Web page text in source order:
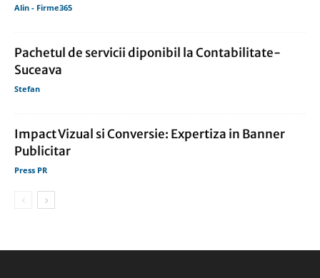
Alin - Firme365
Pachetul de servicii diponibil la Contabilitate-
Suceava
Stefan
Impact Vizual si Conversie: Expertiza in Banner
Publicitar
Press PR